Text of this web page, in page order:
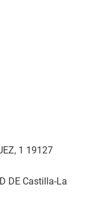
1 19127
DE Castilla-La